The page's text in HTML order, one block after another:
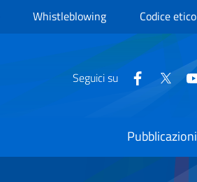
Whistleblowing Codice etico
Seguici su
Pubblicazioni